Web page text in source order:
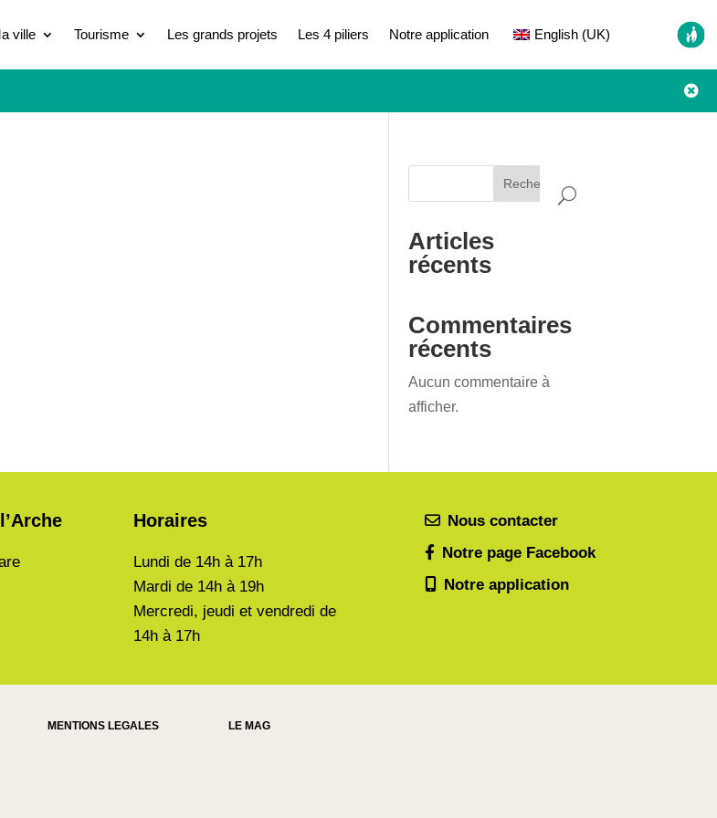
ville Tourisme Les grands projets Les 4 piliers Notre application English (UK)

Rechercher
Articles
récents
Commentaires
récents
Aucun commentaire à
afficher.
Horaires
Lundi de 14h à 17h
Mardi de 14h à 19h
Mercredi, jeudi et vendredi de
14h à 17h
Nous contacter
Notre page Facebook
Notre application
MENTIONS LEGALES LE MAG